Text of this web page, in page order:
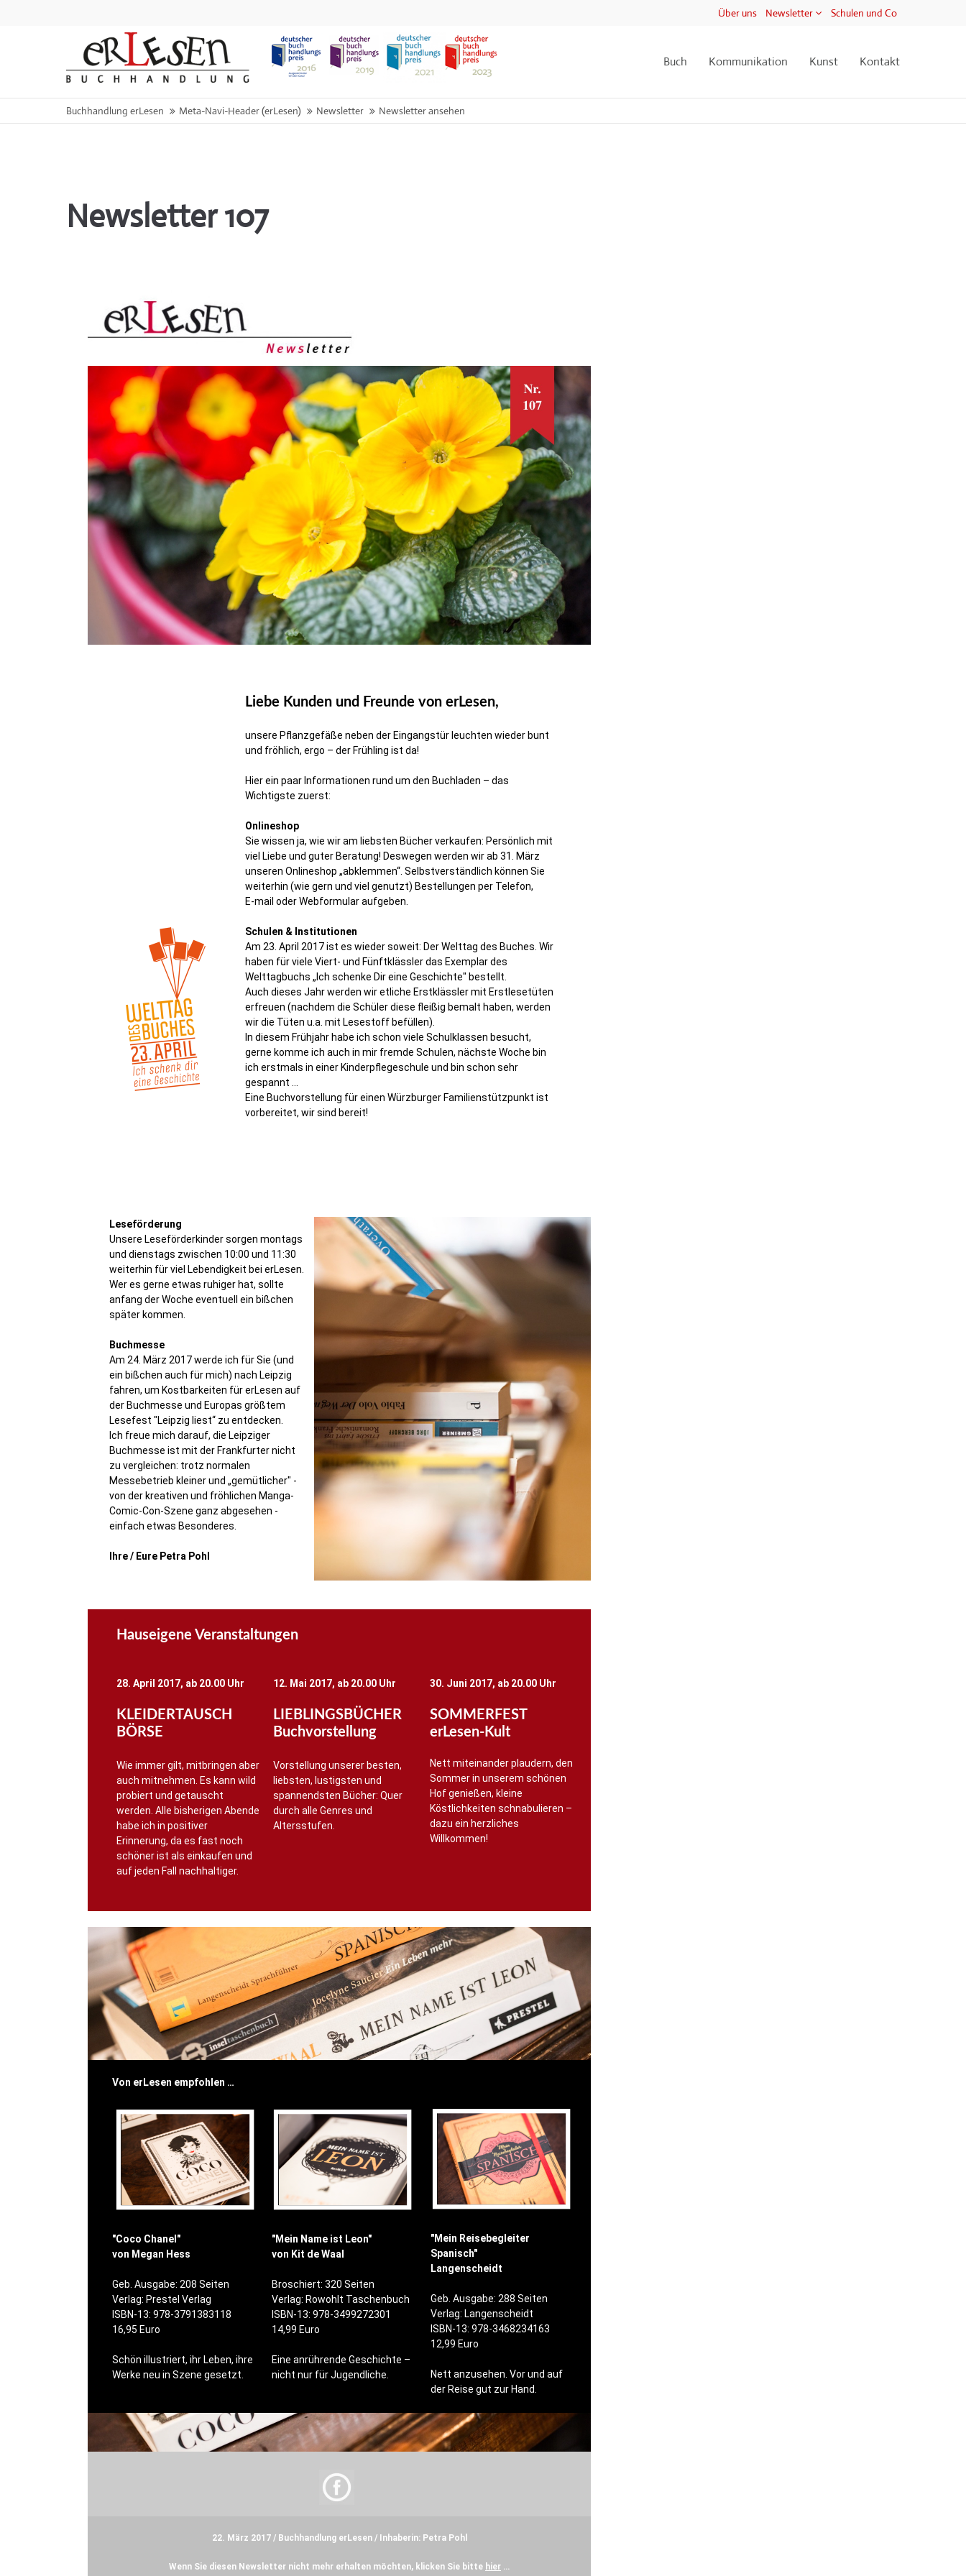
Über uns Newsletter Schulen und Co
Buch Kommunikation Kunst Kontakt
Buchhandlung erLesen Meta-Navi-Header (erLesen) Newsletter Newsletter ansehen
Newsletter 107
Liebe Kunden und Freunde von erLesen,
unsere Pflanzgefäße neben der Eingangstür leuchten wieder bunt
und fröhlich, ergo – der Frühling ist da!
Hier ein paar Informationen rund um den Buchladen – das
Wichtigste zuerst:
Onlineshop
Sie wissen ja, wie wir am liebsten Bücher verkaufen: Persönlich mit
viel Liebe und guter Beratung! Deswegen werden wir ab 31. März
unseren Onlineshop „abklemmen“. Selbstverständlich können Sie
weiterhin (wie gern und viel genutzt) Bestellungen per Telefon,
E-mail oder Webformular aufgeben.
Schulen & Institutionen
Am 23. April 2017 ist es wieder soweit: Der Welttag des Buches. Wir
haben für viele Viert- und Fünftklässler das Exemplar des
Welttagbuchs „Ich schenke Dir eine Geschichte" bestellt.
Auch dieses Jahr werden wir etliche Erstklässler mit Erstlesetüten
erfreuen (nachdem die Schüler diese fleißig bemalt haben, werden
wir die Tüten u.a. mit Lesestoff befüllen).
In diesem Frühjahr habe ich schon viele Schulklassen besucht,
gerne komme ich auch in mir fremde Schulen, nächste Woche bin
ich erstmals in einer Kinderpflegeschule und bin schon sehr
gespannt …
Eine Buchvorstellung für einen Würzburger Familienstützpunkt ist
vorbereitet, wir sind bereit!
Leseförderung
Unsere Leseförderkinder sorgen montags
und dienstags zwischen 10:00 und 11:30
weiterhin für viel Lebendigkeit bei erLesen.
Wer es gerne etwas ruhiger hat, sollte
anfang der Woche eventuell ein bißchen
später kommen.
Buchmesse
Am 24. März 2017 werde ich für Sie (und
ein bißchen auch für mich) nach Leipzig
fahren, um Kostbarkeiten für erLesen auf
der Buchmesse und Europas größtem
Lesefest "Leipzig liest“ zu entdecken.
Ich freue mich darauf, die Leipziger
Buchmesse ist mit der Frankfurter nicht
zu vergleichen: trotz normalen
Messebetrieb kleiner und „gemütlicher" -
von der kreativen und fröhlichen Manga-
Comic-Con-Szene ganz abgesehen -
einfach etwas Besonderes.
Ihre / Eure Petra Pohl
Hauseigene Veranstaltungen
28. April 2017, ab 20.00 Uhr
KLEIDERTAUSCH
BÖRSE
Wie immer gilt, mitbringen aber
auch mitnehmen. Es kann wild
probiert und getauscht
werden. Alle bisherigen Abende
habe ich in positiver
Erinnerung, da es fast noch
schöner ist als einkaufen und
auf jeden Fall nachhaltiger.
12. Mai 2017, ab 20.00 Uhr
LIEBLINGSBÜCHER
Buchvorstellung
Vorstellung unserer besten,
liebsten, lustigsten und
spannendsten Bücher: Quer
durch alle Genres und
Altersstufen.
30. Juni 2017, ab 20.00 Uhr
SOMMERFEST
erLesen-Kult
Nett miteinander plaudern, den
Sommer in unserem schönen
Hof genießen, kleine
Köstlichkeiten schnabulieren –
dazu ein herzliches
Willkommen!
Von erLesen empfohlen …
"Coco Chanel"
von Megan Hess
Geb. Ausgabe: 208 Seiten
Verlag: Prestel Verlag
ISBN-13: 978-3791383118
16,95 Euro
Schön illustriert, ihr Leben, ihre
Werke neu in Szene gesetzt.
"Mein Name ist Leon"
von Kit de Waal
Broschiert: 320 Seiten
Verlag: Rowohlt Taschenbuch
ISBN-13: 978-3499272301
14,99 Euro
Eine anrührende Geschichte –
nicht nur für Jugendliche.
"Mein Reisebegleiter
Spanisch"
Langenscheidt
Geb. Ausgabe: 288 Seiten
Verlag: Langenscheidt
ISBN-13: 978-3468234163
12,99 Euro
Nett anzusehen. Vor und auf
der Reise gut zur Hand.
22. März 2017 / Buchhandlung erLesen / Inhaberin: Petra Pohl
Wenn Sie diesen Newsletter nicht mehr erhalten möchten, klicken Sie bitte hier …